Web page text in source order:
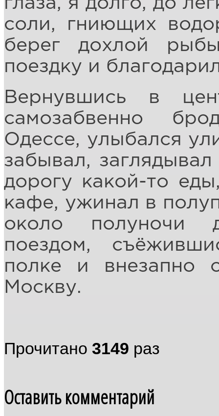
соли, гниющих
берег дохлой
поездку и
Вернувшись в
самозабвенно
Одессе, улыбался
забывал,
дорогу какой-то
кафе, ужинал в
около полуночи
поездом,
полке и внезапно
Москву.
Прочитано 3149 раз
Оставить комментарий